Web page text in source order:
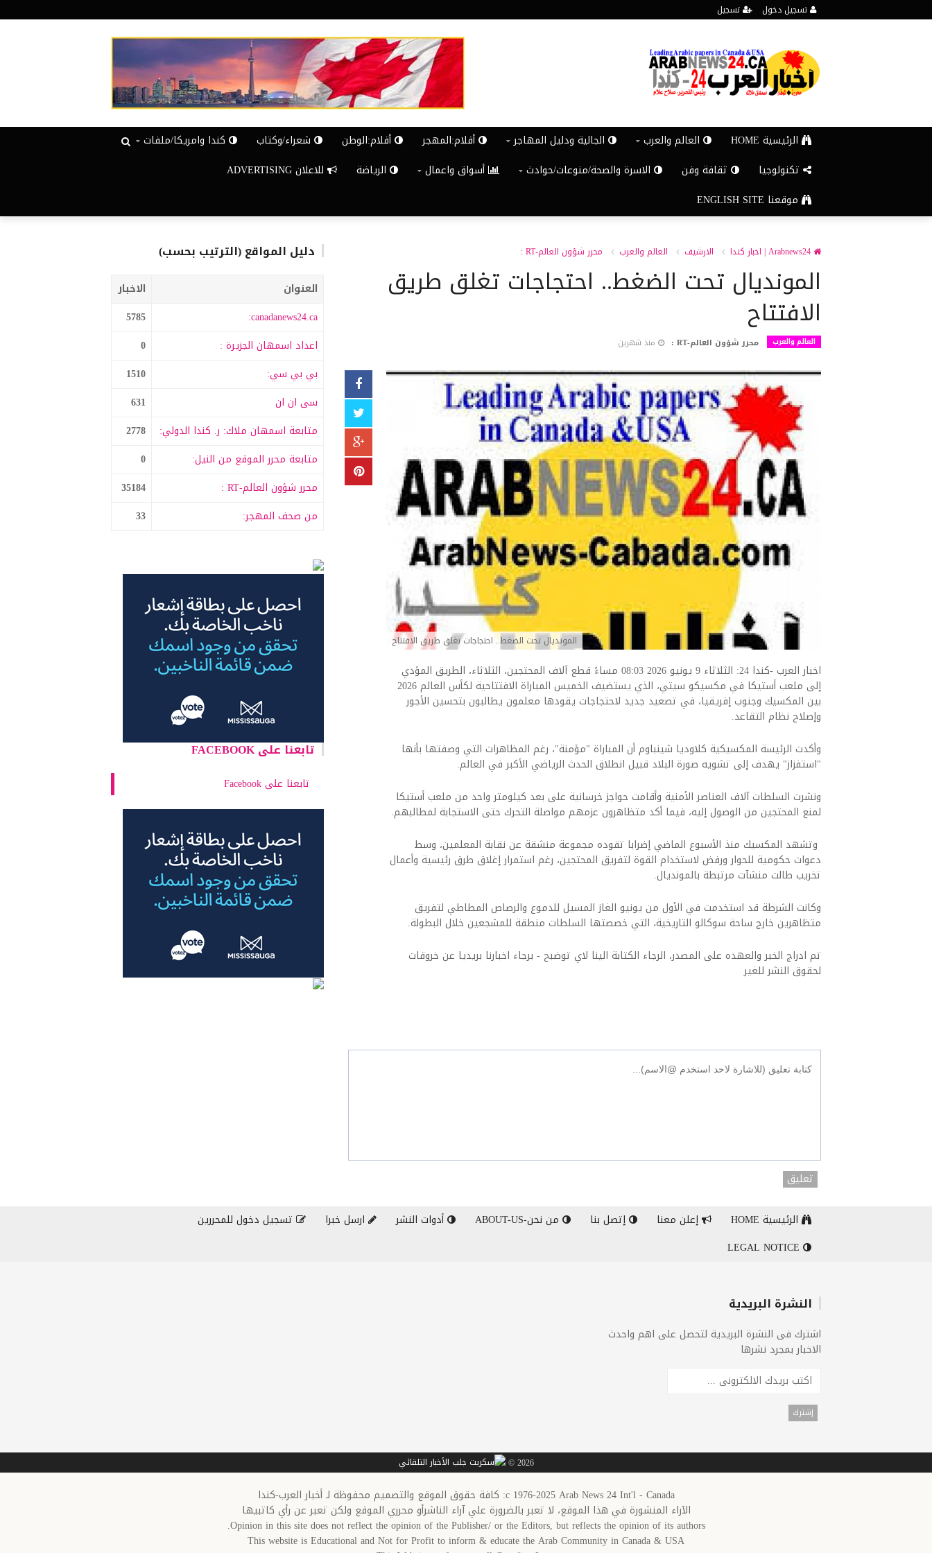
تسجيل دخول تسجيل
الرئيسية HOME العالم والعرب الجالية ودليل المهاجر أقلام:المهجر أقلام:الوطن شعراء/وكتاب
كندا وامريكا/ملفات
تكنولوجيا
ثقافة وفن الاسرة والصحة/منوعات/حوادث أسواق واعمال الرياضة
للاعلان ADVERTISING
موقعنا ENGLISH SITE
دليل المواقع (الترتيب بحسب)
العنوان
الاخبار
canadanews24.ca:
5785
اعداد اسمهان الجزيرة :
0
بي بي سي:
1510
سى ان ان
631
متابعة اسمهان ملاك: ر. كندا الدولي:
2778
متابعة محرر الموقع من النيل:
0
محرر شؤون العالم-RT :
35184
من صحف المهجر:
33
تابعنا على FACEBOOK
تابعنا على Facebook
الارشيف العالم والعرب محرر شؤون العالم-RT :
المونديال تحت الضغط.. احتجاجات تغلق طريق
الافتتاح
العالم والعرب محرر شؤون العالم-RT : منذ شهرين
المونديال تحت الضغط.. احتجاجات تغلق طريق الافتتاح
اخبار العرب -كندا 24: الثلاثاء 9 يونيو 2026 08:03 مساءً قطع آلاف المحتجين، الثلاثاء، الطريق المؤدي
إلى ملعب أستيكا في مكسيكو سيتي، الذي يستضيف الخميس المباراة الافتتاحية لكأس العالم 2026
بين المكسيك وجنوب إفريقيا، في تصعيد جديد لاحتجاجات يقودها معلمون يطالبون بتحسين الأجور
وإصلاح نظام التقاعد.
وأكدت الرئيسة المكسيكية كلاوديا شينباوم أن المباراة "مؤمنة"، رغم المظاهرات التي وصفتها بأنها
"استفزاز" يهدف إلى تشويه صورة البلاد قبيل انطلاق الحدث الرياضي الأكبر في العالم.
ونشرت السلطات آلاف العناصر الأمنية وأقامت حواجز خرسانية على بعد كيلومتر واحد من ملعب أستيكا
لمنع المحتجين من الوصول إليه، فيما أكد متظاهرون عزمهم مواصلة التحرك حتى الاستجابة لمطالبهم.
وتشهد المكسيك منذ الأسبوع الماضي إضرابا تقوده مجموعة منشقة عن نقابة المعلمين، وسط
دعوات حكومية للحوار ورفض لاستخدام القوة لتفريق المحتجين، رغم استمرار إغلاق طرق رئيسية وأعمال
تخريب طالت منشآت مرتبطة بالمونديال.
وكانت الشرطة قد استخدمت في الأول من يونيو الغاز المسيل للدموع والرصاص المطاطي لتفريق
متظاهرين خارج ساحة سوكالو التاريخية، التي خصصتها السلطات منطقة للمشجعين خلال البطولة.
تم ادراج الخبر والعهده على المصدر، الرجاء الكتابة الينا لاي توضبح - برجاء اخبارنا بريديا عن خروقات
لحقوق النشر للغير
تعليق
الرئيسية HOME إعلن معنا إتصل بنا من نحن-ABOUT-US أدوات النشر ارسل خبرا
تسجيل دخول للمحررين
النشرة البريدية
اشترك فى النشرة البريدية لتحصل على اهم واحدث
الاخبار بمجرد نشرها
2026 ©
c 1976-2025 Arab News 24 Int'l - Canada: كافة حقوق الموقع والتصميم محفوظة لـ أخبار العرب-كندا
الآراء المنشورة في هذا الموقع، لا تعبر بالضرورة علي آراء الناشرأو محرري الموقع ولكن تعبر عن رأي كاتبيها
Opinion in this site does not reflect the opinion of the Publisher/ or the Editors, but reflects the opinion of its authors.
This website is Educational and Not for Profit to inform & educate the Arab Community in Canada & USA